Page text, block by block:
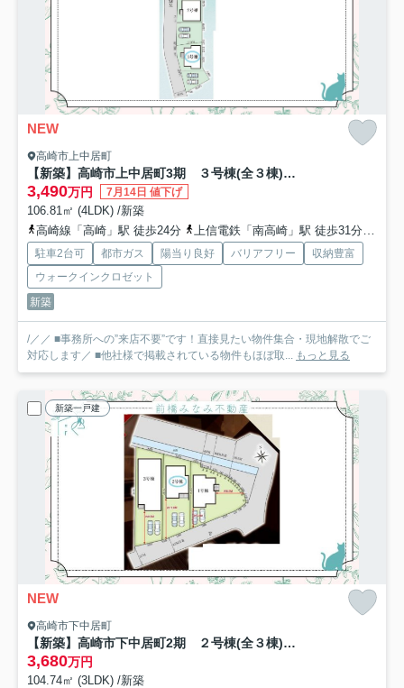
NEW
高崎市上中居町
【新築】高崎市上中居町3期 ３号棟(全３棟) グラファーレ 新築建売分譲
3,490万円 7月14日 値下げ
106.81㎡ (4LDK) /新築
高崎線「高崎」駅 徒歩24分
上信電鉄「南高崎」駅 徒歩31分
駐車2台可 都市ガス 陽当り良好 バリアフリー
収納豊富
ウォークインクロゼット
新築
/／／ ■事務所への”来店不要”です！直接見たい物件集合・現地解散でご
対応します／ ■他社様で掲載されている物件もほぼ取...
もっと見る
新築一戸建
NEW
高崎市下中居町
【新築】高崎市下中居町2期 ２号棟(全３棟) グラファーレ 新築建売分譲
3,680万円
104.74㎡ (3LDK) /新築